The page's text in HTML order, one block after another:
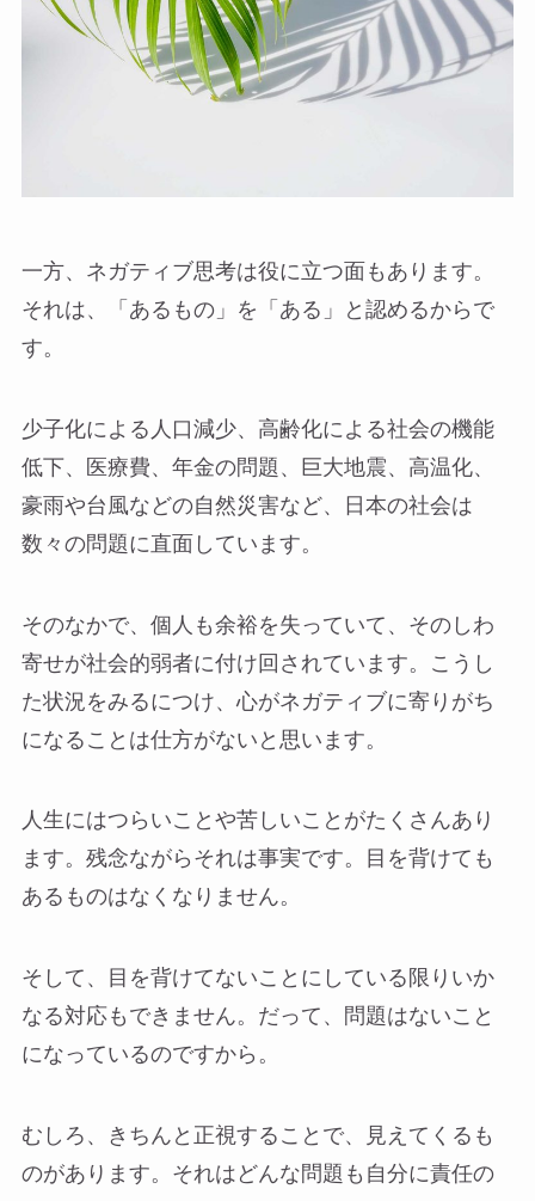
一方、ネガティブ思考は役に立つ面もあります。
それは、「あるもの」を「ある」と認めるからで
す。
少子化による人口減少、高齢化による社会の機能
低下、医療費、年金の問題、巨大地震、高温化、
豪雨や台風などの自然災害など、日本の社会は
数々の問題に直面しています。
そのなかで、個人も余裕を失っていて、そのしわ
寄せが社会的弱者に付け回されています。こうし
た状況をみるにつけ、心がネガティブに寄りがち
になることは仕方がないと思います。
人生にはつらいことや苦しいことがたくさんあり
ます。残念ながらそれは事実です。目を背けても
あるものはなくなりません。
そして、目を背けてないことにしている限りいか
なる対応もできません。だって、問題はないこと
になっているのですから。
むしろ、きちんと正視することで、見えてくるも
のがあります。それはどんな問題も自分に責任の